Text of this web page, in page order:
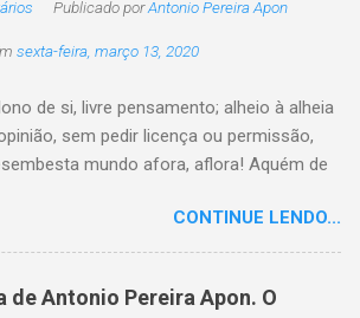
Publicado porAntonio Pereira Apon
sexta-feira, março 13, 2020
dono de si, livre pensamento; alheio à alheia
sem pedir licença ou permissão,
mundo afora, aflora! Aquém de
sem pitaco, intromissão... Antonio Pereira
Apon. No blog Filosofando na vida , a
uma frase, verso,
CONTINUE LENDO...
de Antonio Pereira Apon. O